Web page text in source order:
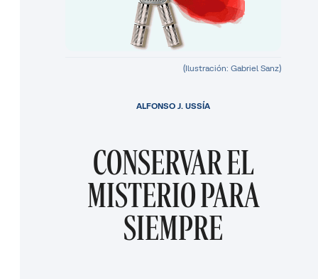
(Ilustración: Gabriel Sanz)
CONSERVAR EL
MISTERIO PARA
SIEMPRE
ALFONSO J. USSÍA